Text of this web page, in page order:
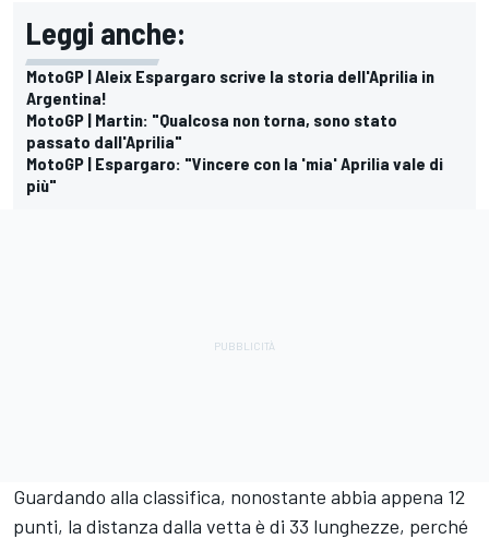
Leggi anche:
MotoGP | Aleix Espargaro scrive la storia dell'Aprilia in
Argentina!
MotoGP | Martin: "Qualcosa non torna, sono stato
passato dall'Aprilia"
MotoGP | Espargaro: "Vincere con la 'mia' Aprilia vale di
più"
Guardando alla classifica, nonostante abbia appena 12
punti, la distanza dalla vetta è di 33 lunghezze, perché